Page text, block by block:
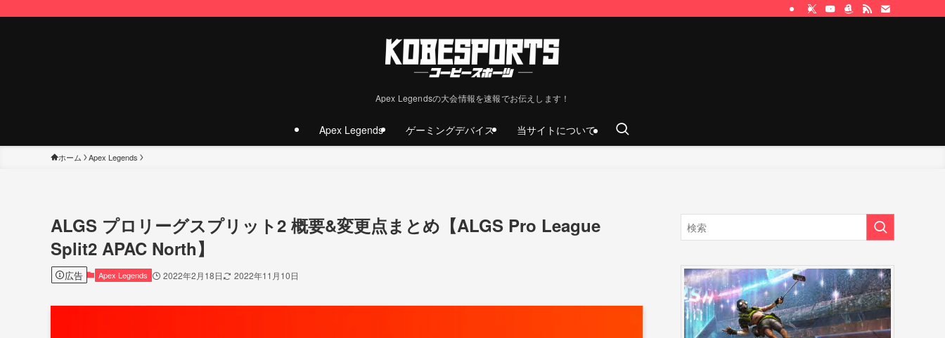
Apex Legendsの大会情報を速報でお伝えします！
Apex Legends ゲーミングデバイス 当サイトについて
ホーム Apex Legends
ALGS プロリーグスプリット2 概要&変更点まとめ【ALGS Pro League
Split2 APAC North】
広告 Apex Legends 2022年2月18日 2022年11月10日